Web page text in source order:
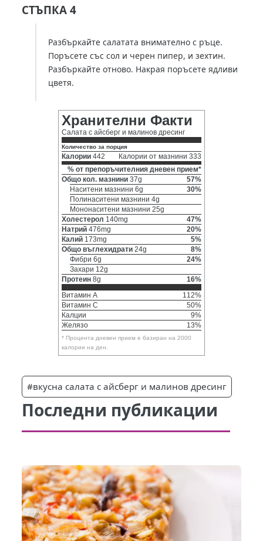
СТЪПКА 4
Разбъркайте салатата внимателно с ръце.
Поръсете със сол и черен пипер, и зехтин.
Разбъркайте отново. Накрая поръсете ядливи
цветя.
Хранителни Факти
Салата с айсберг и малинов дресинг
Количество за порция
Калории 442
Калории от мазнини 333
% от препоръчителния дневен прием*
Общо кол. мазнини 37g
57%
Наситени мазнини 6g
30%
Полинаситени мазнини 4g
Мононаситени мазнини 25g
Холестерол 140mg
47%
Натрий 476mg
20%
Калий 173mg
5%
Общо въглехидрати 24g
8%
Фибри 6g
24%
Захари 12g
Протеин 8g
16%
Витамин A
112%
Витамин C
50%
Калции
9%
Желязо
13%
* Процента дневен прием е базиран на 2000
калории на ден.
#вкусна салата с айсберг и малинов дресинг
Последни публикации